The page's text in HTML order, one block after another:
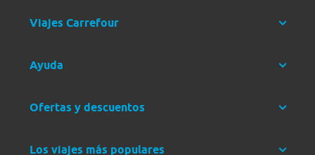
Viajes Carrefour
Ayuda
Ofertas y descuentos
Los viajes más populares